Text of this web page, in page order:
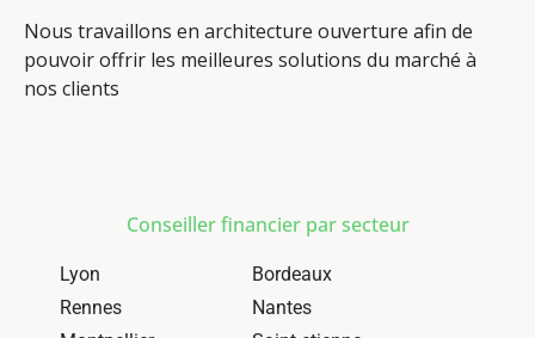
Nous travaillons en architecture ouverture afin de
pouvoir offrir les meilleures solutions du marché à
nos clients
Conseiller financier par secteur
Lyon
Bordeaux
Rennes
Nantes